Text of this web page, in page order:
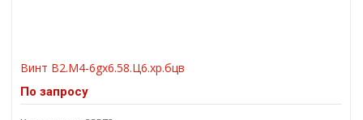
Винт В2.М4-6gх6.58.Ц6.хр.бцв
По запросу